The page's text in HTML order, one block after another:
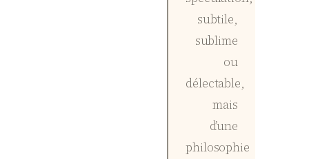
subtile,
sublime
ou
délectable,
mais
d’une
philosophie